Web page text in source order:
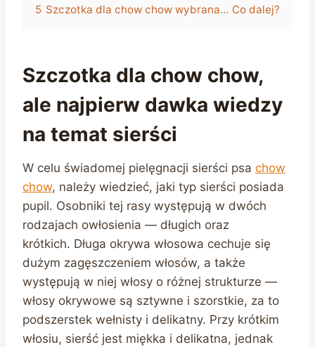
5 Szczotka dla chow chow wybrana… Co dalej?
Szczotka dla chow chow,
ale najpierw dawka wiedzy
na temat sierści
W celu świadomej pielęgnacji sierści psa chow
chow, należy wiedzieć, jaki typ sierści posiada
pupil. Osobniki tej rasy występują w dwóch
rodzajach owłosienia — długich oraz
krótkich. Długa okrywa włosowa cechuje się
dużym zagęszczeniem włosów, a także
występują w niej włosy o różnej strukturze —
włosy okrywowe są sztywne i szorstkie, za to
podszerstek wełnisty i delikatny. Przy krótkim
włosiu, sierść jest miękka i delikatna, jednak